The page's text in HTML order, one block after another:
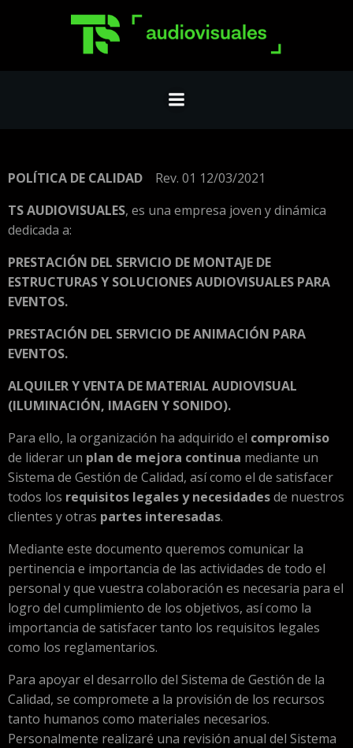
al
POLÍTICA DE CALIDAD Rev. 01 12/03/2021
TS AUDIOVISUALES, es una empresa joven y dinámica
dedicada a:
PRESTACIÓN DEL SERVICIO DE MONTAJE DE
ESTRUCTURAS Y SOLUCIONES AUDIOVISUALES PARA
EVENTOS.
PRESTACIÓN DEL SERVICIO DE ANIMACIÓN PARA
EVENTOS.
ALQUILER Y VENTA DE MATERIAL AUDIOVISUAL
(ILUMINACIÓN, IMAGEN Y SONIDO).
Para ello, la organización ha adquirido el compromiso
de liderar un plan de mejora continua mediante un
Sistema de Gestión de Calidad, así como el de satisfacer
todos los requisitos legales y necesidadesde nuestros
clientes y otras partes interesadas.
Mediante este documento queremos comunicar la
pertinencia e importancia de las actividades de todo el
personal y que vuestra colaboración es necesaria para el
logro del cumplimiento de los objetivos, así como la
importancia de satisfacer tanto los requisitos legales
como los reglamentarios.
Para apoyar el desarrollo del Sistema de Gestión de la
Calidad, se compromete a la provisión de los recursos
tanto humanos como materiales necesarios.
Personalmente realizaré una revisión anual del Sistema